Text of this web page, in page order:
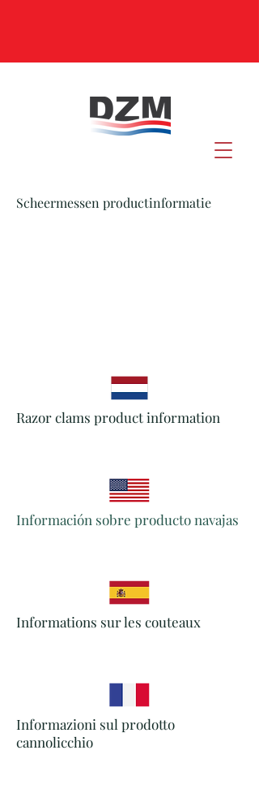
Scheermessen productinformatie
Razor clams product information
Información sobre producto navajas
Informations sur les couteaux
Informazioni sul prodotto
cannolicchio